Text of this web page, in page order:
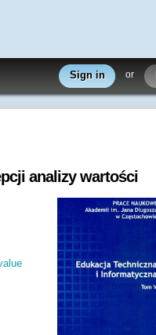
Sign in or
analizy wartości